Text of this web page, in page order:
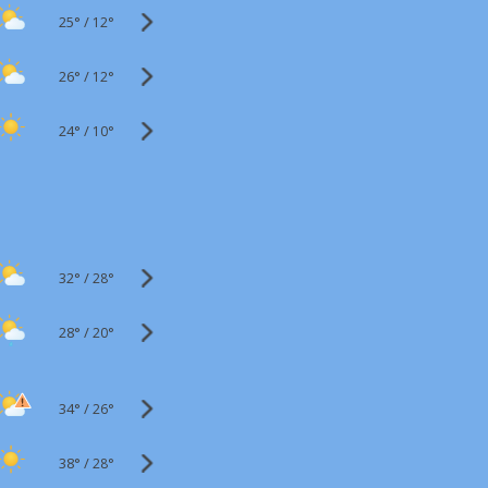
25° / 12°
26° / 12°
24° / 10°
32° /28°
28° /20°
34° /26°
38° /28°